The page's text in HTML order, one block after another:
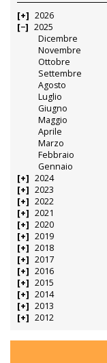
2026
2025
Dicembre
Novembre
Ottobre
Settembre
Agosto
Luglio
Giugno
Maggio
Aprile
Marzo
Febbraio
Gennaio
2024
2023
2022
2021
2020
2019
2018
2017
2016
2015
2014
2013
2012